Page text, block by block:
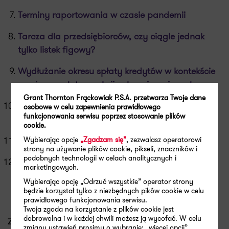
Terminy raportowania w czasie pandemii
Tarcza dla przedsiębiorców, czy ciągle jednak
tylko listek figowy?
Wydłużanie okresu spłaty kredytów w kontekście
powiązanych transakcji zabezpieczających
Regiony kierują unijne fundusze na walkę z
epidemią
Dofinansowanie pomoże w walce z COVID-19
Sprawozdanie biegłego rewidenta z badania a
epidemia. Istotna niepewność dotyczącej
kontynuacji działalności
ZARZĄDZANIE
Grant Thornton Frąckowiak P.S.A. przetwarza Twoje dane
osobowe w celu zapewnienia prawidłowego
funkcjonowania serwisu poprzez stosowanie plików
cookie.
Wybierając opcje„Zgadzam się”, zezwalasz operatorowi
strony na używanie plików cookie, pikseli, znaczników i
podobnych technologii w celach analitycznych i
marketingowych.
Wybierając opcję „Odrzuć wszystkie” operator strony
będzie korzystał tylko z niezbędnych pików cookie w celu
prawidłowego funkcjonowania serwisu.
Twoja zgoda na korzystanie z plików cookie jest
dobrowolna i w każdej chwili możesz ją wycofać. W celu